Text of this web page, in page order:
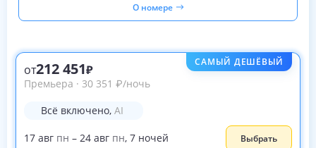
О номере
САМЫЙ ДЕШЁВЫЙ
от212 451
Премьера · 30 351 ₽/ночь
Всё включено, AI
17 авг пн – 24 авг пн, 7 ночей Выбрать